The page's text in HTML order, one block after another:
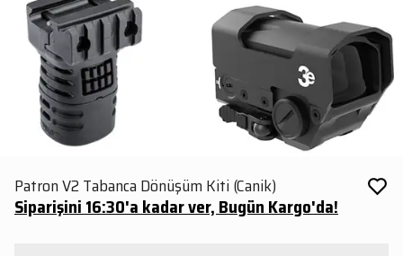
Patron V2 Tabanca Dönüşüm Kiti (Canik)
Siparişini 16:30'a kadar ver, Bugün Kargo'da!